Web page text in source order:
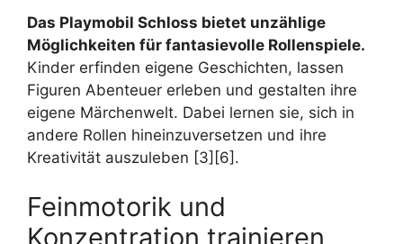
Das Playmobil Schloss bietet unzählige
Möglichkeiten für fantasievolle Rollenspiele.
Kinder erfinden eigene Geschichten, lassen
Figuren Abenteuer erleben und gestalten ihre
eigene Märchenwelt. Dabei lernen sie, sich in
andere Rollen hineinzuversetzen und ihre
Kreativität auszuleben [3][6].
Feinmotorik und
Konzentration trainieren